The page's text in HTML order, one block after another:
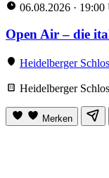
06.08.2026 · 19:00
Open Air – die
Heidelberger
Heidelberger
Merken